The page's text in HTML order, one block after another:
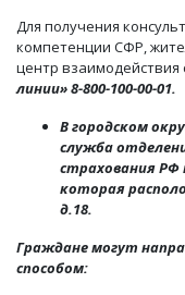
Для получения
компетенции СФР,
центр взаимодействия
линии» 8-800-100-00-01.
В городском
служба
страхования РФ
которая
д.18.
Граждане могут
способом: